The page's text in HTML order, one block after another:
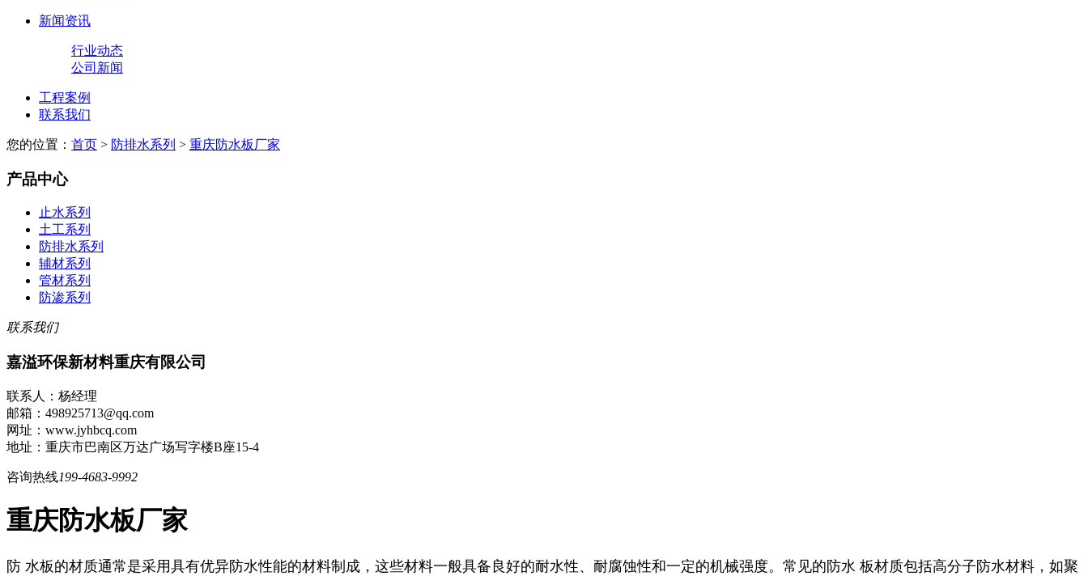
新闻资讯
行业动态
公司新闻
工程案例
联系我们
您的位置： 首页 > 防排水系列 > 重庆防水板厂家
产品中心
止水系列
土工系列
防排水系列
辅材系列
管材系列
防渗系列
联系我们
嘉溢环保新材料重庆有限公司
联系人：杨经理
邮箱：498925713@qq.com
网址：www.jyhbcq.com
地址：重庆市巴南区万达广场写字楼B座15-4
咨询热线199-4683-9992
重庆防水板厂家
防 水板的材质通常是采用具有优异防水性能的材料制成，这些材料一般具备良好的耐水性、耐腐蚀性和一定的机械强度。常见的防水 板材质包括高分子防水材料，如聚